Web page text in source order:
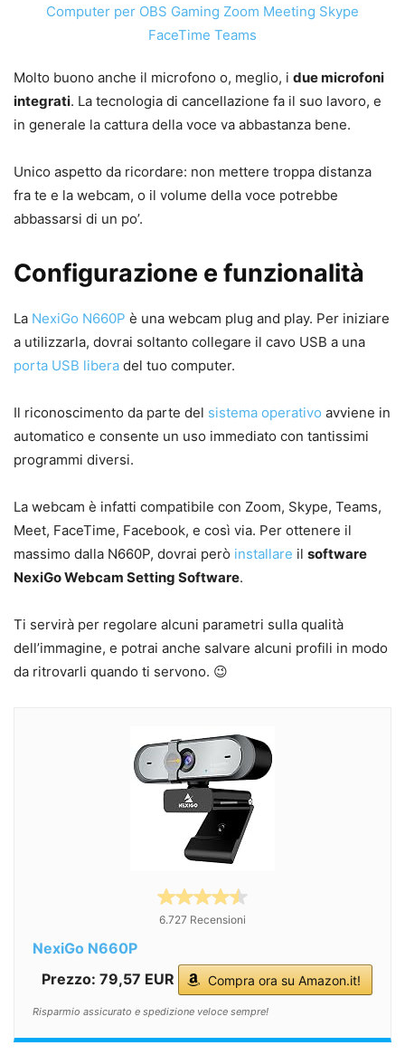
Molto buono anche il microfono o, meglio, i due microfoni
integrati. La tecnologia di cancellazione fa il suo lavoro, e
in generale la cattura della voce va abbastanza bene.
Unico aspetto da ricordare: non mettere troppa distanza
fra te e la webcam, o il volume della voce potrebbe
abbassarsi di un po’.
Configurazione e funzionalità
La NexiGo N660P è una webcam plug and play. Per iniziare
a utilizzarla, dovrai soltanto collegare il cavo USB a una
porta USB libera del tuo computer.
Il riconoscimento da parte del sistema operativo avviene in
automatico e consente un uso immediato con tantissimi
programmi diversi.
La webcam è infatti compatibile con Zoom, Skype, Teams,
Meet, FaceTime, Facebook, e così via. Per ottenere il
massimo dalla N660P, dovrai però installare il software
NexiGo Webcam Setting Software.
Ti servirà per regolare alcuni parametri sulla qualità
dell’immagine, e potrai anche salvare alcuni profili in modo
da ritrovarli quando ti servono. 😉
6.727 Recensioni
NexiGo N660P
Prezzo: 79,57 EUR
Compra ora su Amazon.it!
Risparmio assicurato e spedizione veloce sempre!